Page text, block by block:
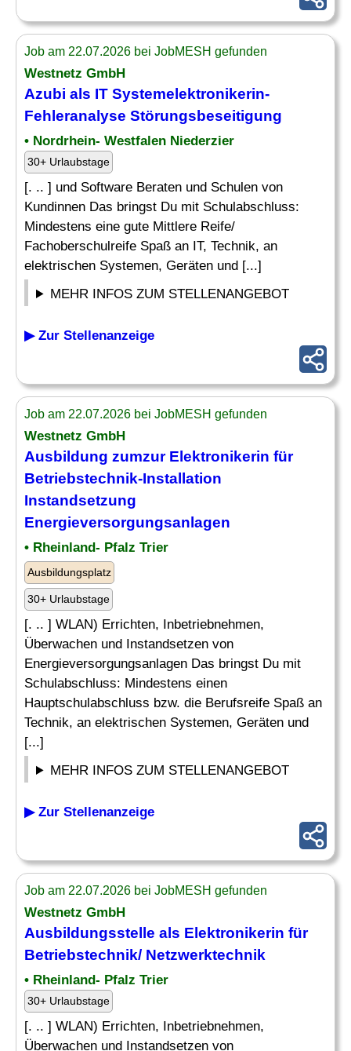
Job am 22.07.2026 bei JobMESH gefunden
Westnetz GmbH
Azubi als IT Systemelektronikerin-
Fehleranalyse Störungsbeseitigung
• Nordrhein- Westfalen Niederzier
30+ Urlaubstage
[. .. ] und Software Beraten und Schulen von
Kundinnen Das bringst Du mit Schulabschluss:
Mindestens eine gute Mittlere Reife/
Fachoberschulreife Spaß an IT, Technik, an
elektrischen Systemen, Geräten und [...]
MEHR INFOS ZUM STELLENANGEBOT
▶ Zur Stellenanzeige
Job am 22.07.2026 bei JobMESH gefunden
Westnetz GmbH
Ausbildung zumzur Elektronikerin für
Betriebstechnik-Installation
Instandsetzung
Energieversorgungsanlagen
• Rheinland- Pfalz Trier
Ausbildungsplatz
30+ Urlaubstage
[. .. ] WLAN) Errichten, Inbetriebnehmen,
Überwachen und Instandsetzen von
Energieversorgungsanlagen Das bringst Du mit
Schulabschluss: Mindestens einen
Hauptschulabschluss bzw. die Berufsreife Spaß an
Technik, an elektrischen Systemen, Geräten und
[...]
MEHR INFOS ZUM STELLENANGEBOT
▶ Zur Stellenanzeige
Job am 22.07.2026 bei JobMESH gefunden
Westnetz GmbH
Ausbildungsstelle als Elektronikerin für
Betriebstechnik/ Netzwerktechnik
• Rheinland- Pfalz Trier
30+ Urlaubstage
[. .. ] WLAN) Errichten, Inbetriebnehmen,
Überwachen und Instandsetzen von